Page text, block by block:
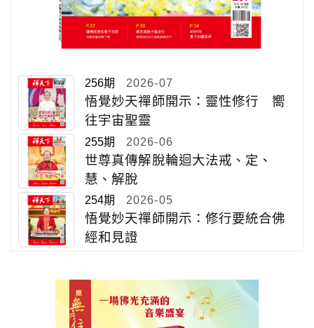
256期 2026-07
悟覺妙天禪師開示：靈性修行 嚮
往宇宙聖靈
255期 2026-06
世尊真傳解脫輪迴大法戒、定、
慧、解脫
254期 2026-05
悟覺妙天禪師開示：修行要統合佛
經和見證